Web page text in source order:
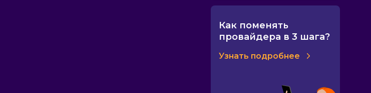
Как поменять
провайдера в 3 шага?
Узнать подробнее